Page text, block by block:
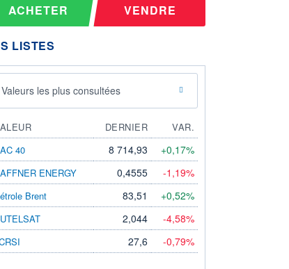
ACHETER VENDRE
LISTES
Valeurs les plus consultées
DERNIER
VAR.
40
8 714,93 +0,17%
ENERGY 0,4555 -1,19%
Brent 83,51 +0,52%
2,044 -4,58%
27,6 -0,79%